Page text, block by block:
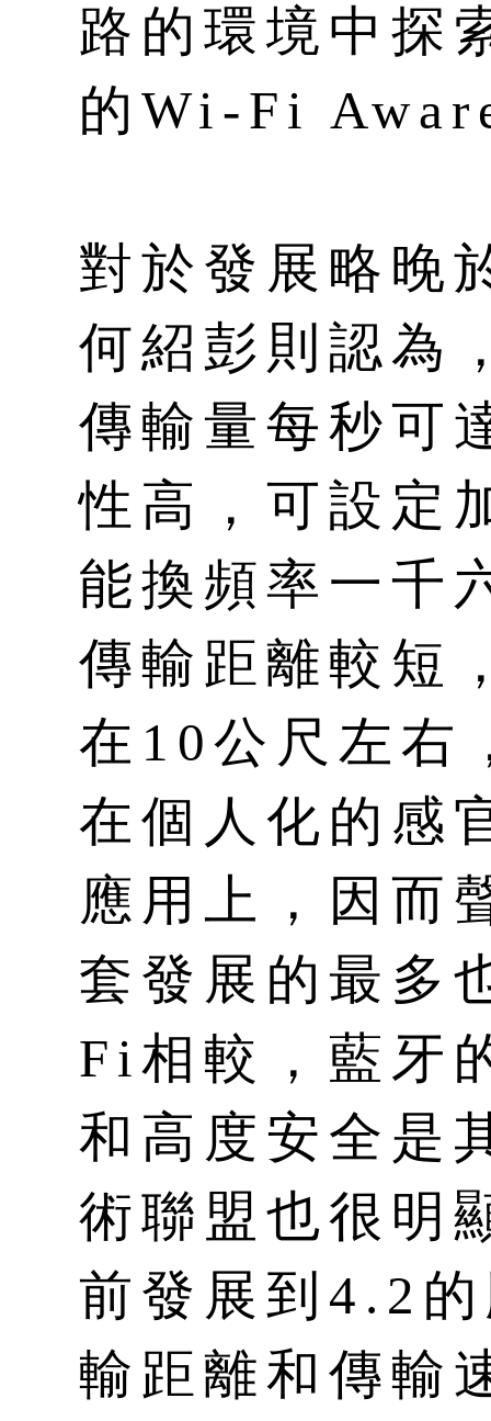
路的環境中探
的Wi-Fi
對於發展略晚
何紹彭則認為
傳輸量每秒可
性高，可設定
能換頻率一千
傳輸距離較短
在10公尺左右
在個人化的感
應用上，因而
套發展的最多
Fi相較，藍牙
和高度安全是
術聯盟也很明
前發展到4.2
輸距離和傳輸